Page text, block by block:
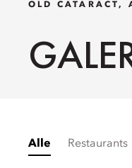
OLD CATARACT,
Alle Restaurants